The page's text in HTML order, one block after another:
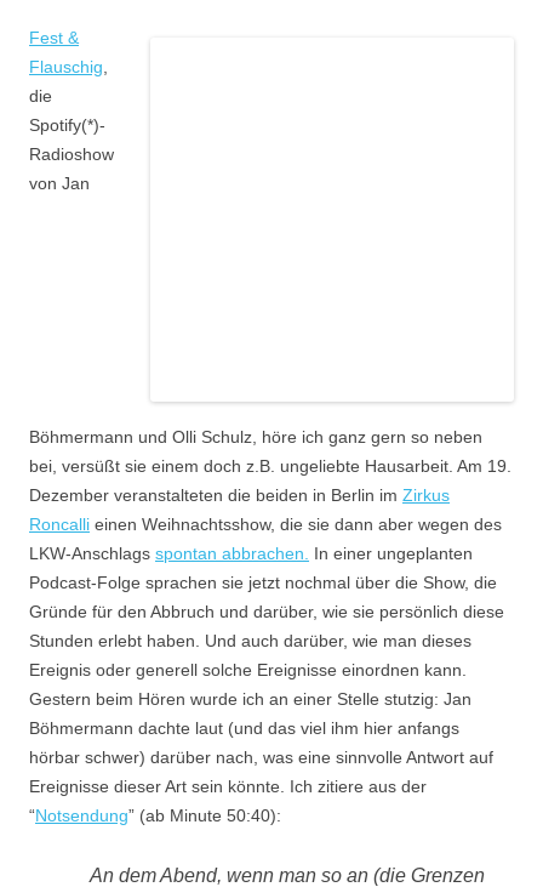
Fest &
Flauschig
die
Spotify(*)-
Radioshow
von Jan
Böhmermann und Olli Schulz, höre ich ganz gern so neben
bei, versüßt sie einem doch z.B. ungeliebte Hausarbeit. Am 19.
Dezember veranstalteten die beiden in Berlin im Zirkus
Roncalli einen Weihnachtsshow, die sie dann aber wegen des
LKW-Anschlags spontan abbrachen.
In einer ungeplanten
Podcast-Folge sprachen sie jetzt nochmal über die Show, die
Gründe für den Abbruch und darüber, wie sie persönlich diese
Stunden erlebt haben. Und auch darüber, wie man dieses
Ereignis oder generell solche Ereignisse einordnen kann.
Gestern beim Hören wurde ich an einer Stelle stutzig: Jan
Böhmermann dachte laut (und das viel ihm hier anfangs
hörbar schwer) darüber nach, was eine sinnvolle Antwort auf
Ereignisse dieser Art sein könnte. Ich zitiere aus der
“Notsendung” (ab Minute 50:40):
An dem Abend, wenn man so an (die Grenzen